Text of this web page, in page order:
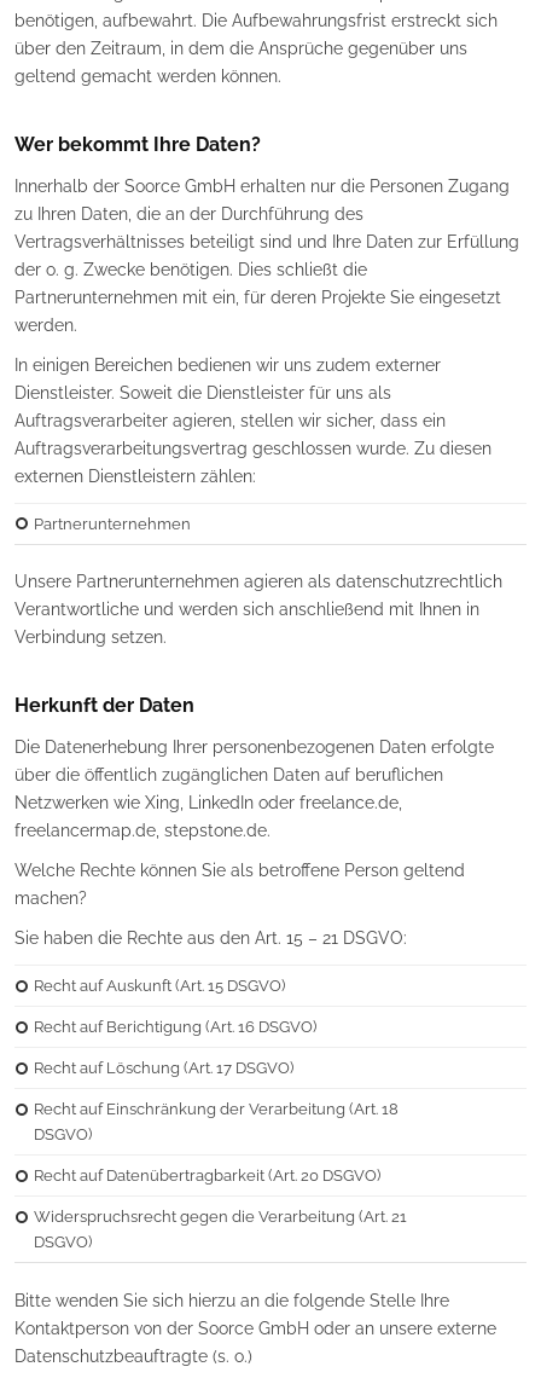
benötigen, aufbewahrt. Die Aufbewahrungsfrist erstreckt sich
über den Zeitraum, in dem die Ansprüche gegenüber uns
geltend gemacht werden können.
Wer bekommt Ihre Daten?
Innerhalb der Soorce GmbH erhalten nur die Personen Zugang
zu Ihren Daten, die an der Durchführung des
Vertragsverhältnisses beteiligt sind und Ihre Daten zur Erfüllung
der o. g. Zwecke benötigen. Dies schließt die
Partnerunternehmen mit ein, für deren Projekte Sie eingesetzt
werden.
In einigen Bereichen bedienen wir uns zudem externer
Dienstleister. Soweit die Dienstleister für uns als
Auftragsverarbeiter agieren, stellen wir sicher, dass ein
Auftragsverarbeitungsvertrag geschlossen wurde. Zu diesen
externen Dienstleistern zählen:
Partnerunternehmen
Unsere Partnerunternehmen agieren als datenschutzrechtlich
Verantwortliche und werden sich anschließend mit Ihnen in
Verbindung setzen.
Herkunft der Daten
Die Datenerhebung Ihrer personenbezogenen Daten erfolgte
über die öffentlich zugänglichen Daten auf beruflichen
Netzwerken wie Xing, LinkedIn oder freelance.de,
freelancermap.de, stepstone.de.
Welche Rechte können Sie als betroffene Person geltend
machen?
Sie haben die Rechte aus den Art. 15 – 21 DSGVO:
Recht auf Auskunft (Art. 15 DSGVO)
Recht auf Berichtigung (Art. 16 DSGVO)
Recht auf Löschung (Art. 17 DSGVO)
Recht auf Einschränkung der Verarbeitung (Art. 18
DSGVO)
Recht auf Datenübertragbarkeit (Art. 20 DSGVO)
Widerspruchsrecht gegen die Verarbeitung (Art. 21
DSGVO)
Bitte wenden Sie sich hierzu an die folgende Stelle Ihre
Kontaktperson von der Soorce GmbH oder an unsere externe
Datenschutzbeauftragte (s. o.)